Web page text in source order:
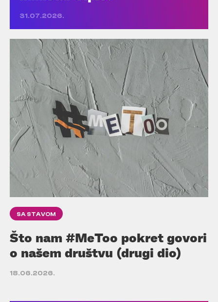
31.07.2026.
SA STAVOM
Što nam #MeToo pokret govori
o našem društvu (drugi dio)
18.06.2026.